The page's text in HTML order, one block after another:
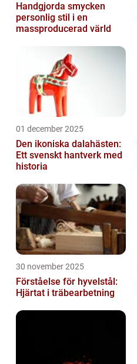
Handgjorda smycken
personlig stil i en
massproducerad värld
01 december 2025
Den ikoniska dalahästen:
Ett svenskt hantverk med
historia
30 november 2025
Förståelse för hyvelstål:
Hjärtat i träbearbetning